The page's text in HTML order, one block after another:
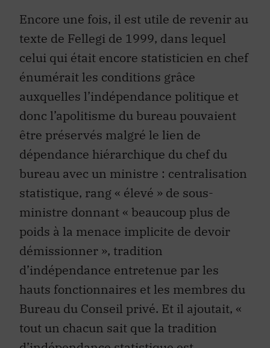
Encore une fois, il est utile de revenir au
texte de Fellegi de 1999, dans lequel
celui qui était encore statisticien en chef
énumérait les conditions grâce
auxquelles l’indépendance politique et
donc l’apolitisme du bureau pouvaient
être préservés malgré le lien de
dépendance hiérarchique du chef du
bureau avec un ministre : centralisation
statistique, rang « élevé » de sous-
ministre donnant « beaucoup plus de
poids à la menace implicite de devoir
démissionner », tradition
d’indépendance entretenue par les
hauts fonctionnaires et les membres du
Bureau du Conseil privé. Et il ajoutait, «
tout un chacun sait que la tradition